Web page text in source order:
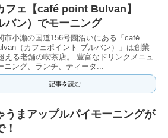
フェ【café point Bulvan】
バン）でモーニング
市小瀬の国道156号園沿いにある「café
（カフェポイント ブルバン）」は創業
える老舗の喫茶店。 豊富なドリンクメニュ
ニング、ランチ、ティータ...
記事を読む
うまアップルパイモーニングが
！